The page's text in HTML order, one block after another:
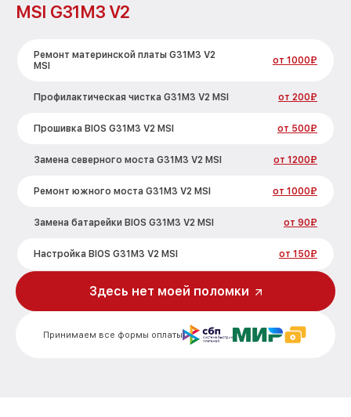
MSI G31M3 V2
Ремонт материнской платы G31M3 V2
MSI
от 1000₽
Профилактическая чистка G31M3 V2 MSI от 200₽
Прошивка BIOS G31M3 V2 MSI от 500₽
Замена северного моста G31M3 V2 MSI от 1200₽
Ремонт южного моста G31M3 V2 MSI от 1000₽
Замена батарейки BIOS G31M3 V2 MSI от 90₽
Настройка BIOS G31M3 V2 MSI от 150₽
Принимаем все формы оплаты
Здесь нет моей поломки